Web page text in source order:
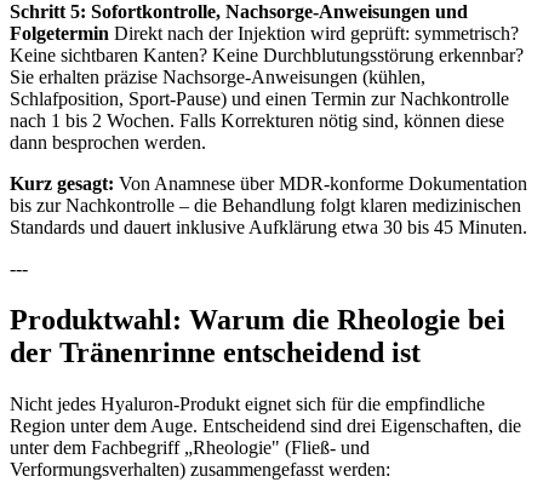
Schritt 5: Sofortkontrolle, Nachsorge-Anweisungen und
Folgetermin Direkt nach der Injektion wird geprüft: symmetrisch?
Keine sichtbaren Kanten? Keine Durchblutungsstörung erkennbar?
Sie erhalten präzise Nachsorge-Anweisungen (kühlen,
Schlafposition, Sport-Pause) und einen Termin zur Nachkontrolle
nach 1 bis 2 Wochen. Falls Korrekturen nötig sind, können diese
dann besprochen werden.
Kurz gesagt: Von Anamnese über MDR-konforme Dokumentation
bis zur Nachkontrolle – die Behandlung folgt klaren medizinischen
Standards und dauert inklusive Aufklärung etwa 30 bis 45 Minuten.
---
Produktwahl: Warum die Rheologie bei
der Tränenrinne entscheidend ist
Nicht jedes Hyaluron-Produkt eignet sich für die empfindliche
Region unter dem Auge. Entscheidend sind drei Eigenschaften, die
unter dem Fachbegriff „Rheologie" (Fließ- und
Verformungsverhalten) zusammengefasst werden: